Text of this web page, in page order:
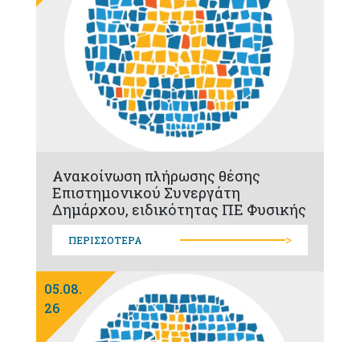
Ανακοίνωση πλήρωσης θέσης
Επιστημονικού Συνεργάτη
Δημάρχου, ειδικότητας ΠΕ Φυσικής
ΠΕΡΙΣΣΟΤΕΡΑ >
05.08.
26